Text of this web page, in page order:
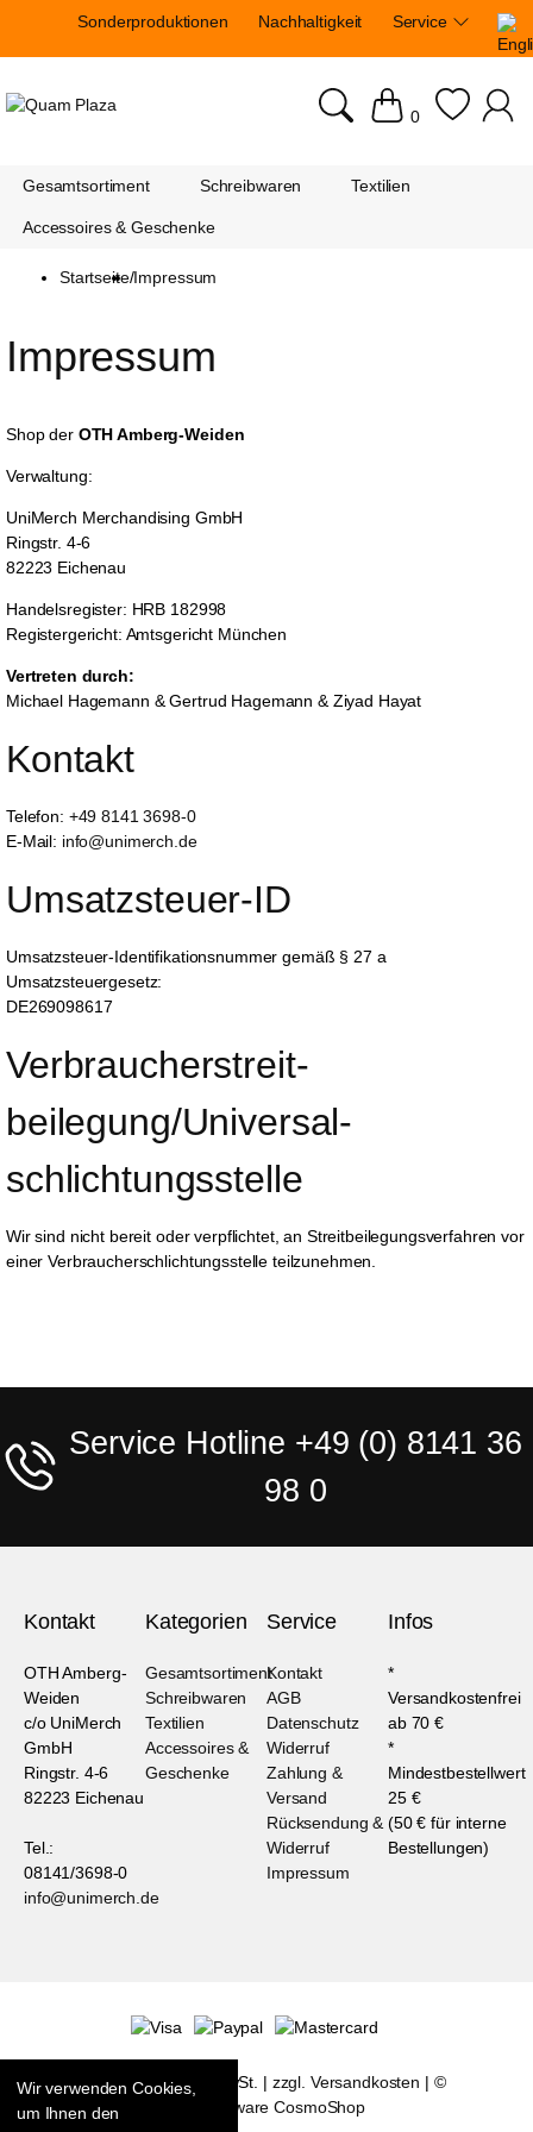
Wir verwenden Cookies,
um Ihnen den
Sonderproduktionen Nachhaltigkeit Service
0
Gesamtsortiment Schreibwaren Textilien
Accessoires & Geschenke
Startseite/Impressum
Impressum
Shop derOTH Amberg-Weiden
Verwaltung:
UniMerch Merchandising GmbH
Ringstr. 4-6
82223 Eichenau
Handelsregister: HRB 182998
Registergericht: Amtsgericht München
Vertreten durch:
Michael Hagemann & Gertrud Hagemann & Ziyad Hayat
Kontakt
Telefon: +49 8141 3698-0
E-Mail: info@unimerch.de
Umsatzsteuer-ID
Umsatzsteuer-Identifikationsnummer gemäß § 27 a
Umsatzsteuergesetz:
DE269098617
Verbraucher­streit­
beilegung/Universal­
schlichtungs­stelle
Wir sind nicht bereit oder verpflichtet, an Streitbeilegungsverfahren vor
einer Verbraucherschlichtungsstelle teilzunehmen.
Service Hotline +49 (0) 8141 36
98 0
Kontakt
OTH Amberg-
Weiden
c/o UniMerch
GmbH
Ringstr. 4-6
82223 Eichenau
Tel.:
08141/3698-0
info@unimerch.de
Kategorien
Gesamtsortiment
Schreibwaren
Textilien
Accessoires &
Geschenke
Service
Kontakt
AGB
Datenschutz
Widerruf
Zahlung &
Versand
Rücksendung &
Widerruf
Impressum
Infos
*
Versandkostenfrei
ab 70 €
*
Mindestbestellwert
25 €
(50 € für interne
Bestellungen)
* Alle Preise inkl. MwSt. | zzgl. Versandkosten | ©
Shopsoftware CosmoShop